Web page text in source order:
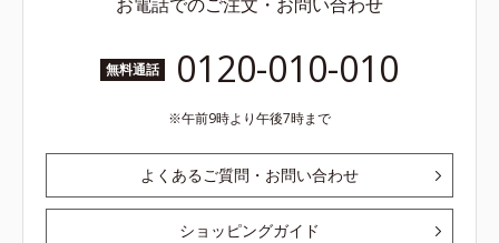
無料通話 0120-010-010
午前9時より午後7時まで
よくあるご質問・お問い合わせ
ショッピングガイド